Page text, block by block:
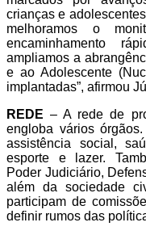
crianças e
melhoramos o
encaminhamento
ampliamos a
e ao Adolescente
implantadas”, afirmou
REDE – A rede de
engloba vários
assistência social,
esporte e lazer.
Poder Judiciário,
além da sociedade
participam de
definir rumos das